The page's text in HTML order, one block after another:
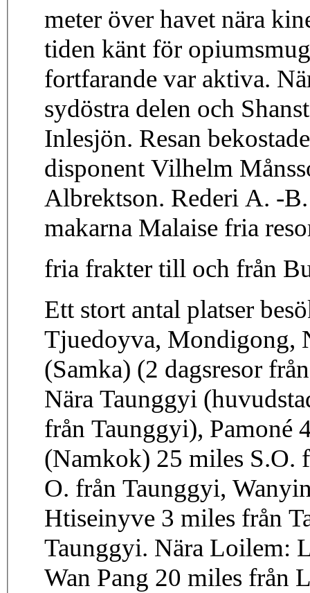
meter över havet nära
tiden känt för
fortfarande var aktiva.
sydöstra delen och
Inlesjön. Resan
disponent Vilhelm
Albrektson. Rederi A. -
makarna Malaise fria
fria frakter till och från
Ett stort antal platser
Tjuedoyva, Mondigong,
(Samka) (2 dagsresor
Nära Taunggyi
från Taunggyi), Pamoné
(Namkok) 25 miles S.O.
O. från Taunggyi,
Htiseinyve 3 miles från
Taunggyi. Nära Loilem:
Wan Pang 20 miles från